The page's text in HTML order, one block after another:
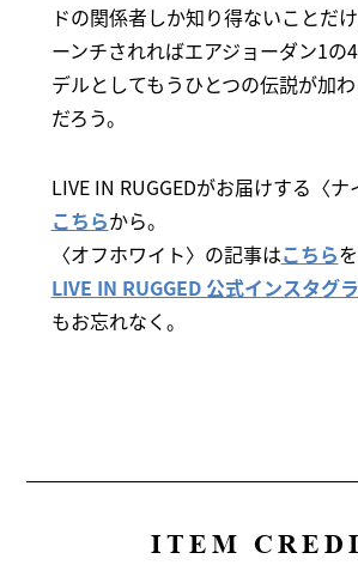
ドの関係者しか知り得ないことだ
ーンチされればエアジョーダン1の
デルとしてもうひとつの伝説が加
だろう。
LIVE IN RUGGEDがお届けする〈
こちらから。
〈オフホワイト〉の記事はこちら
LIVE IN RUGGED 公式インスタグ
もお忘れなく。
ITEM